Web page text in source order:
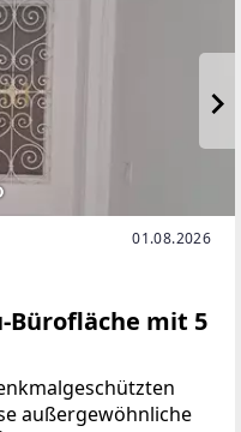
01.08.2026
Bürofläche mit 5
außergewöhnliche